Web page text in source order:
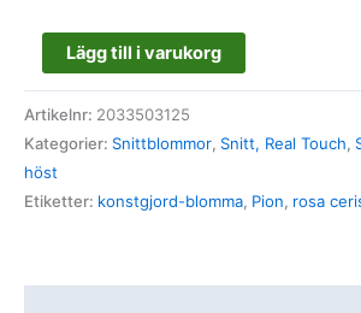
Lägg till i varukorg
Artikelnr: 2033503125
Kategorier: Snittblommor, Snitt, Real Touch,
höst
Etiketter: konstgjord-blomma, Pion, rosa